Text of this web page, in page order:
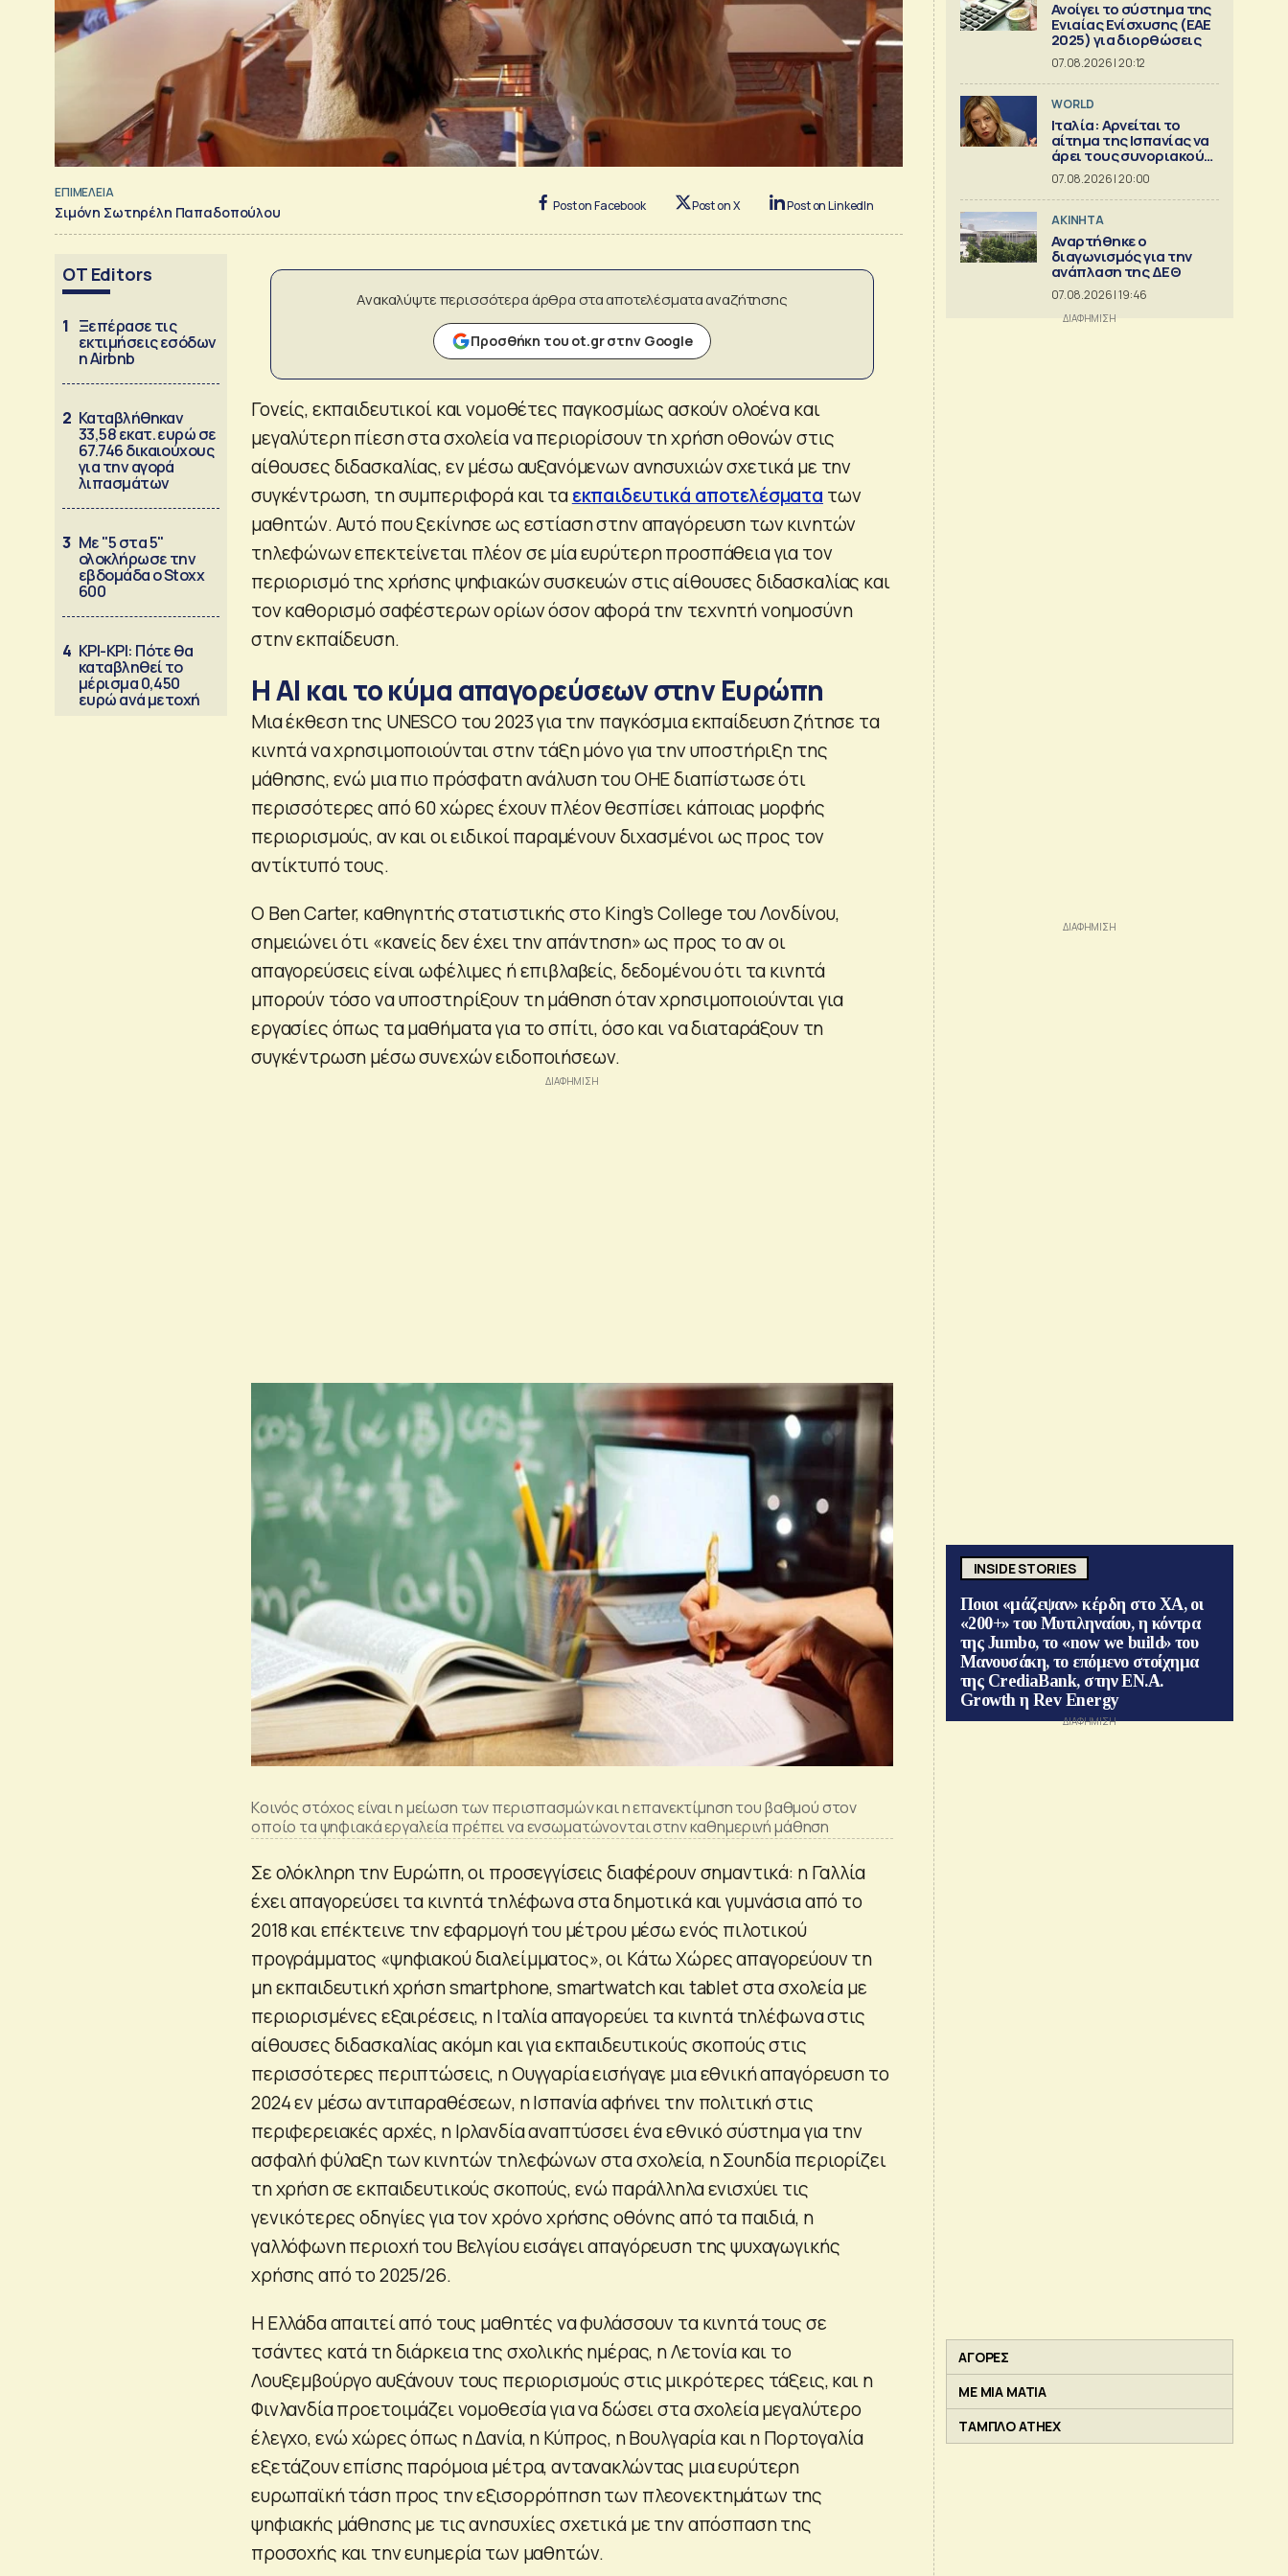
ΕΠΙΜΕΛΕΙΑ
Σιμόνη Σωτηρέλη Παπαδοπούλου Post on Facebook Post on X Post on LinkedIn
OT Editors
1 Ξεπέρασε τις
εκτιμήσεις εσόδων
η Airbnb
2 Καταβλήθηκαν
33,58 εκατ. ευρώ σε
67.746 δικαιούχους
για την αγορά
λιπασμάτων
3 Με "5 στα 5"
ολοκλήρωσε την
εβδομάδα ο Stoxx
600
4 ΚΡΙ-ΚΡΙ: Πότε θα
καταβληθεί το
μέρισμα 0,450
ευρώ ανά μετοχή
Ανακαλύψτε περισσότερα άρθρα στα αποτελέσματα αναζήτησης
Προσθήκη του ot.gr στην Google
Γονείς, εκπαιδευτικοί και νομοθέτες παγκοσμίως ασκούν ολοένα και
μεγαλύτερη πίεση στα σχολεία να περιορίσουν τη χρήση οθονών στις
αίθουσες διδασκαλίας, εν μέσω αυξανόμενων ανησυχιών σχετικά με την
συγκέντρωση, τη συμπεριφορά και ταεκπαιδευτικά αποτελέσματα των
μαθητών. Αυτό που ξεκίνησε ως εστίαση στην απαγόρευση των κινητών
τηλεφώνων επεκτείνεται πλέον σε μία ευρύτερη προσπάθεια για τον
περιορισμό της χρήσης ψηφιακών συσκευών στις αίθουσες διδασκαλίας και
τον καθορισμό σαφέστερων ορίων όσον αφορά την τεχνητή νοημοσύνη
στην εκπαίδευση.
Η ΑΙ και το κύμα απαγορεύσεων στην Ευρώπη
Μια έκθεση της UNESCO του 2023 για την παγκόσμια εκπαίδευση ζήτησε τα
κινητά να χρησιμοποιούνται στην τάξη μόνο για την υποστήριξη της
μάθησης, ενώ μια πιο πρόσφατη ανάλυση του ΟΗΕ διαπίστωσε ότι
περισσότερες από 60 χώρες έχουν πλέον θεσπίσει κάποιας μορφής
περιορισμούς, αν και οι ειδικοί παραμένουν διχασμένοι ως προς τον
αντίκτυπό τους.
Ο Ben Carter, καθηγητής στατιστικής στο King’s College του Λονδίνου,
σημειώνει ότι «κανείς δεν έχει την απάντηση» ως προς το αν οι
απαγορεύσεις είναι ωφέλιμες ή επιβλαβείς, δεδομένου ότι τα κινητά
μπορούν τόσο να υποστηρίξουν τη μάθηση όταν χρησιμοποιούνται για
εργασίες όπως τα μαθήματα για το σπίτι, όσο και να διαταράξουν τη
συγκέντρωση μέσω συνεχών ειδοποιήσεων.
Kοινός στόχος είναι η μείωση των περισπασμών και η επανεκτίμηση του βαθμού στον
οποίο τα ψηφιακά εργαλεία πρέπει να ενσωματώνονται στην καθημερινή μάθηση
Σε ολόκληρη την Ευρώπη, οι προσεγγίσεις διαφέρουν σημαντικά: η Γαλλία
έχει απαγορεύσει τα κινητά τηλέφωνα στα δημοτικά και γυμνάσια από το
2018 και επέκτεινε την εφαρμογή του μέτρου μέσω ενός πιλοτικού
προγράμματος «ψηφιακού διαλείμματος», οι Κάτω Χώρες απαγορεύουν τη
μη εκπαιδευτική χρήση smartphone, smartwatch και tablet στα σχολεία με
περιορισμένες εξαιρέσεις, η Ιταλία απαγορεύει τα κινητά τηλέφωνα στις
αίθουσες διδασκαλίας ακόμη και για εκπαιδευτικούς σκοπούς στις
περισσότερες περιπτώσεις, η Ουγγαρία εισήγαγε μια εθνική απαγόρευση το
2024 εν μέσω αντιπαραθέσεων, η Ισπανία αφήνει την πολιτική στις
περιφερειακές αρχές, η Ιρλανδία αναπτύσσει ένα εθνικό σύστημα για την
ασφαλή φύλαξη των κινητών τηλεφώνων στα σχολεία, η Σουηδία περιορίζει
τη χρήση σε εκπαιδευτικούς σκοπούς, ενώ παράλληλα ενισχύει τις
γενικότερες οδηγίες για τον χρόνο χρήσης οθόνης από τα παιδιά, η
γαλλόφωνη περιοχή του Βελγίου εισάγει απαγόρευση της ψυχαγωγικής
χρήσης από το 2025/26.
H Ελλάδα απαιτεί από τους μαθητές να φυλάσσουν τα κινητά τους σε
τσάντες κατά τη διάρκεια της σχολικής ημέρας, η Λετονία και το
Λουξεμβούργο αυξάνουν τους περιορισμούς στις μικρότερες τάξεις, και η
Φινλανδία προετοιμάζει νομοθεσία για να δώσει στα σχολεία μεγαλύτερο
έλεγχο, ενώ χώρες όπως η Δανία, η Κύπρος, η Βουλγαρία και η Πορτογαλία
εξετάζουν επίσης παρόμοια μέτρα, αντανακλώντας μια ευρύτερη
ευρωπαϊκή τάση προς την εξισορρόπηση των πλεονεκτημάτων της
ψηφιακής μάθησης με τις ανησυχίες σχετικά με την απόσπαση της
προσοχής και την ευημερία των μαθητών.
Ανοίγει το σύστημα της
Ενιαίας Ενίσχυσης (ΕΑΕ
2025) για διορθώσεις
07.08.2026 | 20:12
WORLD
Ιταλία: Αρνείται το
αίτημα της Ισπανίας να
άρει τους συνοριακούς
περιορισμούς
07.08.2026 | 20:00
ΑΚΙΝΗΤΑ
Αναρτήθηκε ο
διαγωνισμός για την
ανάπλαση της ΔΕΘ
07.08.2026 | 19:46
INSIDE STORIES
Ποιοι «μάζεψαν» κέρδη στο ΧΑ, οι
«200+» του Μυτιληναίου, η κόντρα
της Jumbo, το «now we build» του
Μανουσάκη, το επόμενο στοίχημα
της CrediaBank, στην ΕΝ.Α.
Growth η Rev Energy
ΑΓΟΡΕΣ
ΜΕ ΜΙΑ ΜΑΤΙΑ
ΤΑΜΠΛΟ ATHEX